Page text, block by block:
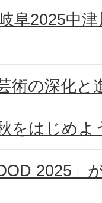
阜2025中
術の深化と
をはじめよ
2025」